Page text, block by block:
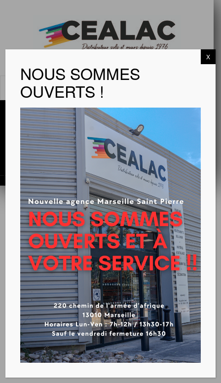
MENU
GERFLOR – CREATION 55
CLIC ACOUSTIC
VOIR LA FICHE TECHIQUE
NOUS SOMMES
OUVERTS !
X